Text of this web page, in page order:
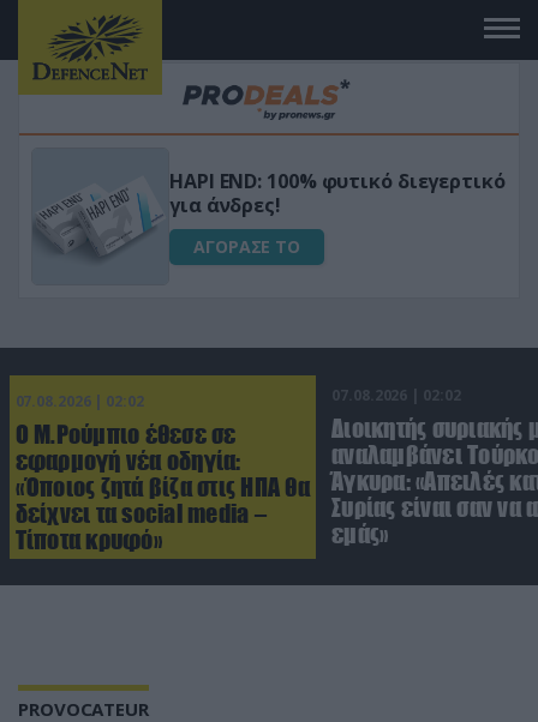
Μεταμόρφωσε τον κήπο σου με το
Ultra Box Μίνι Αλυσοπρίονο με
μπαταρία λιθίου
ΑΓΟΡΑΣΕ ΤΟ
07.08.2026 | 02:02
Ο Μ.Ρούμπιο έθεσε σε
εφαρμογή νέα οδηγία:
«Όποιος ζητά βίζα στις ΗΠΑ θα
δείχνει τα social media –
Τίποτα κρυφό»
07.08.2026 | 02:02
Διοικητής συριακής
αναλαμβάνει
Άγκυρα: «Απειλές
Συρίας είναι σαν να
εμάς»
PROVOCATEUR